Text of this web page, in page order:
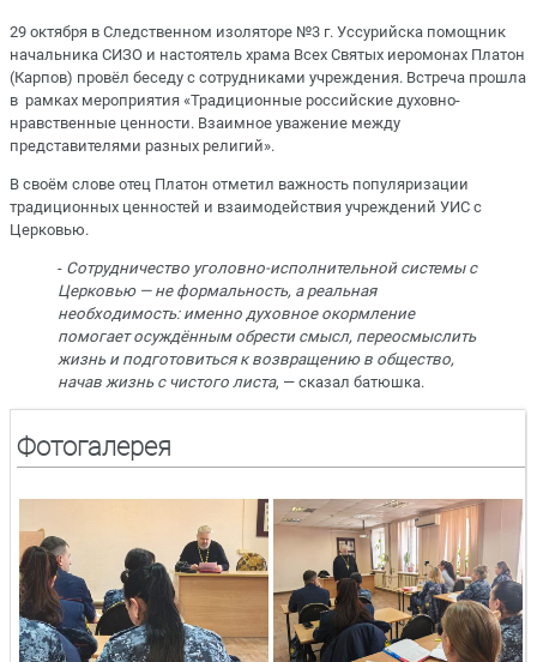
29 октября в Следственном изоляторе №3 г. Уссурийска помощник
начальника СИЗО и настоятель храма Всех Святых иеромонах Платон
(Карпов) провёл беседу с сотрудниками учреждения. Встреча прошла
в рамках мероприятия «Традиционные российские духовно-
нравственные ценности. Взаимное уважение между
представителями разных религий».
В своём слове отец Платон отметил важность популяризации
традиционных ценностей и взаимодействия учреждений УИС с
Церковью.
- Сотрудничество уголовно-исполнительной системы с
Церковью — не формальность, а реальная
необходимость: именно духовное окормление
помогает осуждённым обрести смысл, переосмыслить
жизнь и подготовиться к возвращению в общество,
начав жизнь с чистого листа, — сказал батюшка.
Фотогалерея